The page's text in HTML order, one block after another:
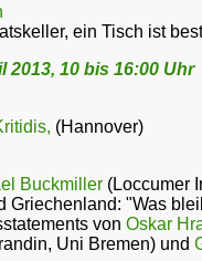
ein Tisch ist
2013, 10 bis 16:00 Uhr
(Hannover)
Buckmiller (Loccumer
Griechenland: "Was
von Oskar
Uni Bremen) und